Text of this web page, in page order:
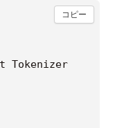
Tokenizer
コピー